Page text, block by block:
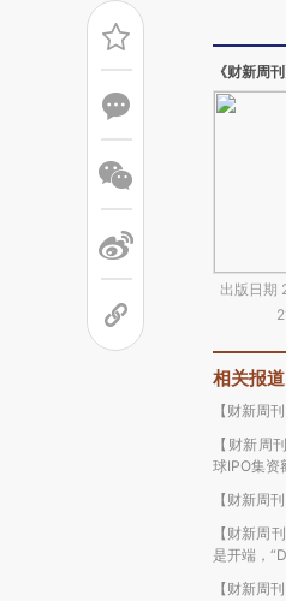
《财新周
出版日期
相关报道
【财新周
【财新周
球IPO集资
【财新周
【财新周
是开端，
【财新周